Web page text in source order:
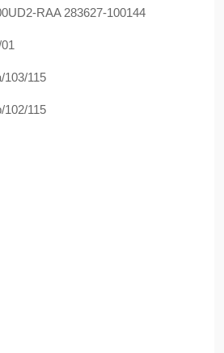
RAA 283627-100144
103/115
102/115